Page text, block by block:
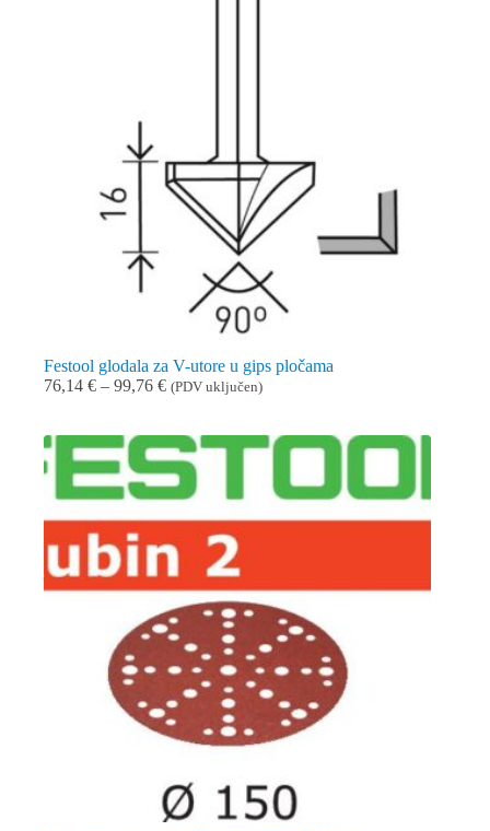
Festool glodala za V-utore u gips pločama
76,14 € – 99,76 €Raspon
76,14 €
do
99,76 €
(PDV uključen)